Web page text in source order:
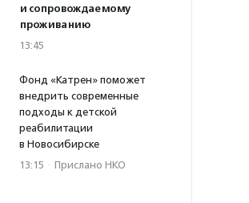
и сопровождаемому
проживанию
13:45
Фонд «Катрен» поможет
внедрить современные
подходы к детской
реабилитации
в Новосибирске
13:15 · Прислано НКО